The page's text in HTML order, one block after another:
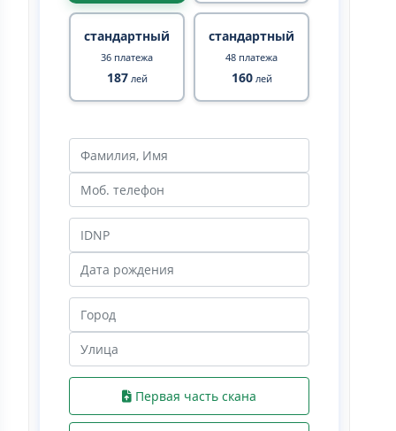
стандартный
36 платежа
187лей
стандартный
48 платежа
160лей
Первая часть скана